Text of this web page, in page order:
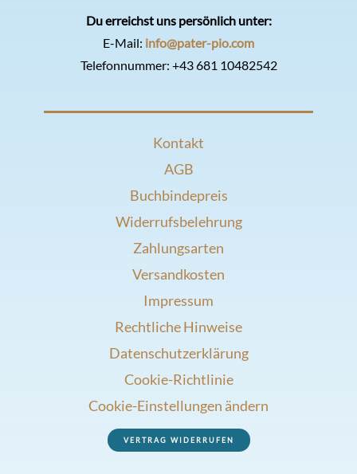
Du erreichst uns persönlich unter:
E-Mail: info@pater-pio.com
Telefonnummer: +43 681 10482542
Kontakt
AGB
Buchbindepreis
Widerrufsbelehrung
Zahlungsarten
Versandkosten
Impressum
Rechtliche Hinweise
Datenschutzerklärung
Cookie-Richtlinie
Cookie-Einstellungen ändern
VERTRAG WIDERRUFEN